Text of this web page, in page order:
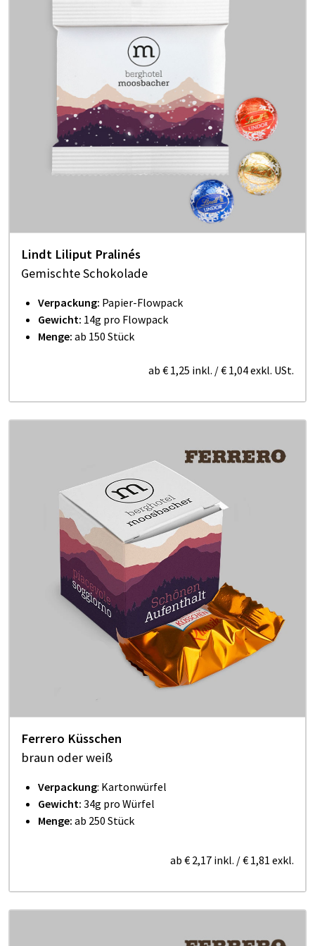
Lindt Liliput Pralinés
Gemischte Schokolade
Verpackung: Papier-Flowpack
Gewicht: 14g pro Flowpack
Menge: ab 150 Stück
ab € 1,25 inkl. /€ 1,04exkl. USt.
Ferrero Küsschen
braun oder weiß
Verpackung: Kartonwürfel
Gewicht: 34g pro Würfel
Menge: ab 250 Stück
ab € 2,17 inkl. /€ 1,81 exkl.